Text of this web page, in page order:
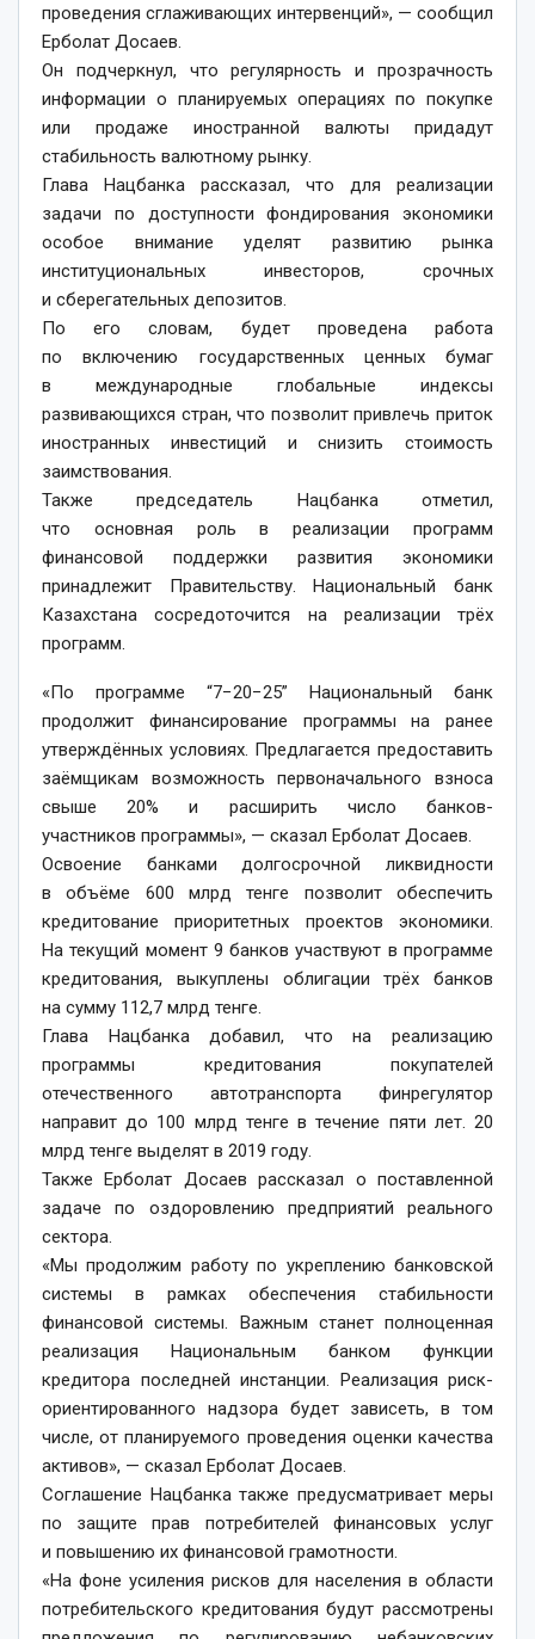
проведения сглаживающих интервенций», — сообщил
Ерболат Досаев.
Он подчеркнул, что регулярность и прозрачность
информации о планируемых операциях по покупке
или продаже иностранной валюты придадут
стабильность валютному рынку.
Глава Нацбанка рассказал, что для реализации
задачи по доступности фондирования экономики
особое внимание уделят развитию рынка
институциональных инвесторов, срочных
и сберегательных депозитов.
По его словам, будет проведена работа
по включению государственных ценных бумаг
в международные глобальные индексы
развивающихся стран, что позволит привлечь приток
иностранных инвестиций и снизить стоимость
заимствования.
Также председатель Нацбанка отметил,
что основная роль в реализации программ
финансовой поддержки развития экономики
принадлежит Правительству. Национальный банк
Казахстана сосредоточится на реализации трёх
программ.
«По программе “7−20−25” Национальный банк
продолжит финансирование программы на ранее
утверждённых условиях. Предлагается предоставить
заёмщикам возможность первоначального взноса
свыше 20% и расширить число банков-
участников программы», — сказал Ерболат Досаев.
Освоение банками долгосрочной ликвидности
в объёме 600 млрд тенге позволит обеспечить
кредитование приоритетных проектов экономики.
На текущий момент 9 банков участвуют в программе
кредитования, выкуплены облигации трёх банков
на сумму 112,7 млрд тенге.
Глава Нацбанка добавил, что на реализацию
программы кредитования покупателей
отечественного автотранспорта финрегулятор
направит до 100 млрд тенге в течение пяти лет. 20
млрд тенге выделят в 2019 году.
Также Ерболат Досаев рассказал о поставленной
задаче по оздоровлению предприятий реального
сектора.
«Мы продолжим работу по укреплению банковской
системы в рамках обеспечения стабильности
финансовой системы. Важным станет полноценная
реализация Национальным банком функции
кредитора последней инстанции. Реализация риск-
ориентированного надзора будет зависеть, в том
числе, от планируемого проведения оценки качества
активов», — сказал Ерболат Досаев.
Соглашение Нацбанка также предусматривает меры
по защите прав потребителей финансовых услуг
и повышению их финансовой грамотности.
«На фоне усиления рисков для населения в области
потребительского кредитования будут рассмотрены